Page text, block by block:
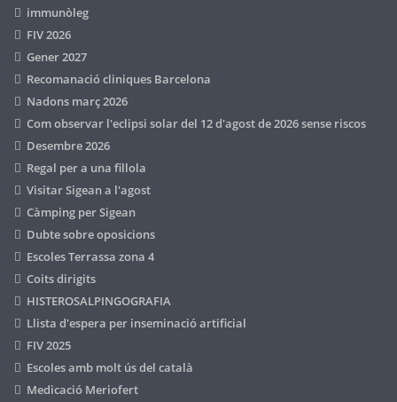
immunòleg
FIV 2026
Gener 2027
Recomanació cliniques Barcelona
Nadons març 2026
Com observar l'eclipsi solar del 12 d'agost de 2026 sense riscos
Desembre 2026
Regal per a una fillola
Visitar Sigean a l'agost
Càmping per Sigean
Dubte sobre oposicions
Escoles Terrassa zona 4
Coits dirigits
HISTEROSALPINGOGRAFIA
Llista d'espera per inseminació artificial
FIV 2025
Escoles amb molt ús del català
Medicació Meriofert